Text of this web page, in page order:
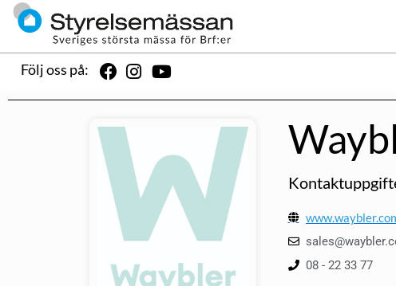
Följ oss på:
08 - 22 33 77